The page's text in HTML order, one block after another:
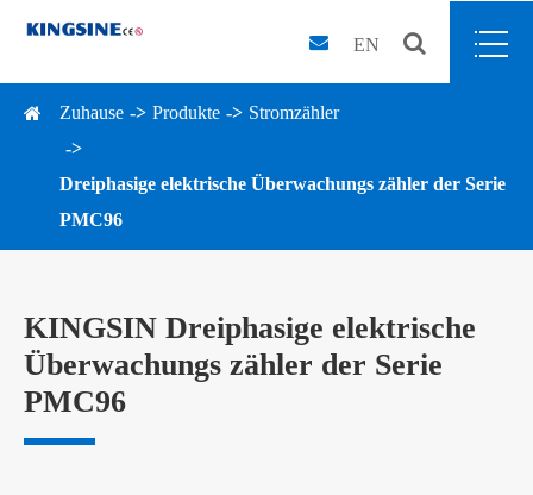
EN
Zuhause Produkte Stromzähler
Dreiphasige elektrische Überwachungs zähler der Serie
PMC96
KINGSIN Dreiphasige elektrische
Überwachungs zähler der Serie
PMC96